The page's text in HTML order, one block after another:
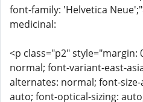
font-family: 'Helvetica
medicinal:
<p class="p2"
normal; font-variant-east-
alternates: normal; font-
auto; font-optical-sizing: